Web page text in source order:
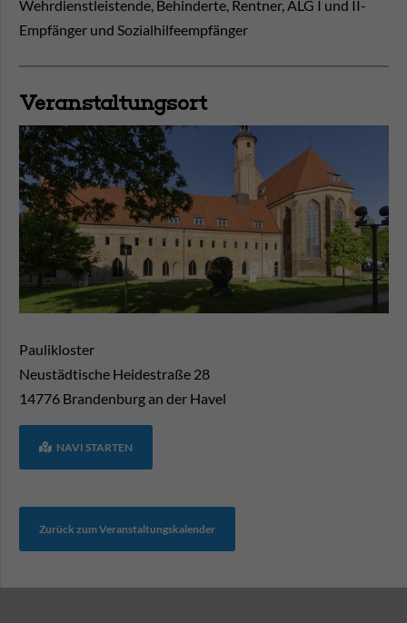
Wehrdienstleistende, Behinderte, Rentner, ALG I und II-
Empfänger und Sozialhilfeempfänger
Veranstaltungsort
Paulikloster
Neustädtische Heidestraße 28
14776 Brandenburg an der Havel
NAVI STARTEN
Zurück zum Veranstaltungskalender